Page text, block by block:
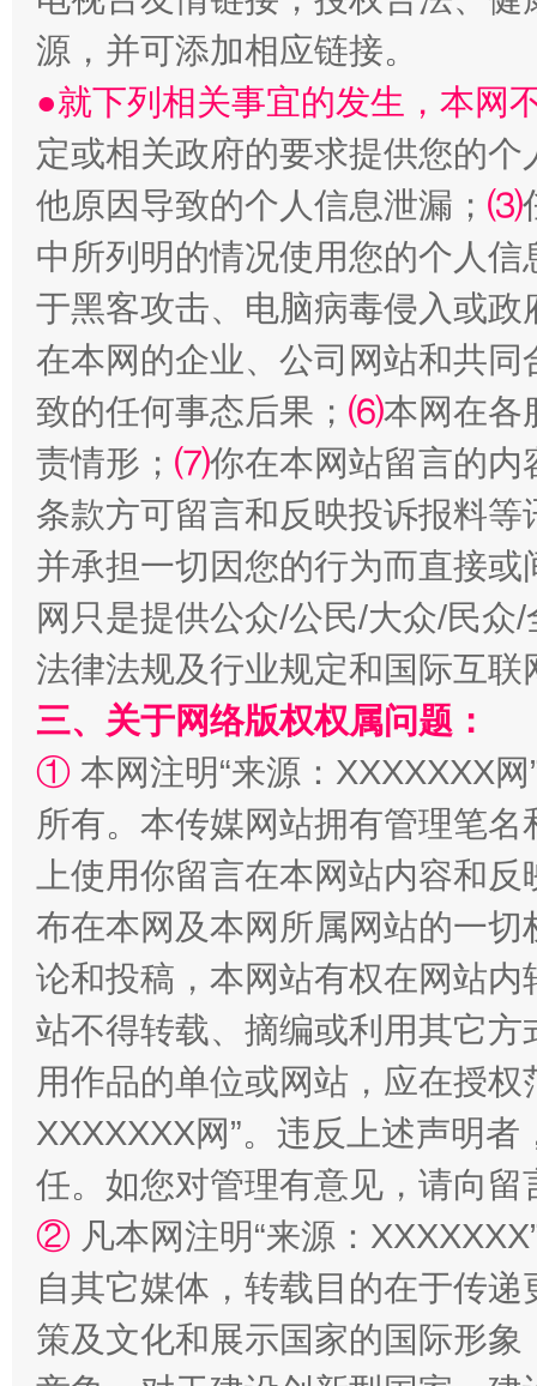
受贿1.44亿！段成刚被判无期 从幼
全民健身五年计划来了！等你上场
阿坝州三大球赛在茂县开幕 规模
国家大学科技园优化重塑工作
源，并可添加相应链接。
●就下列相关事宜的发生，本网
定或相关政府的要求提供您的个
他原因导致的个人信息泄漏； ⑶
中所列明的情况使用您的个人
于黑客攻击、电脑病毒侵入或
在本网的企业、公司网站和共
致的任何事态后果； ⑹本网在各
责情形； ⑺你在本网站留言的内
条款方可留言和反映投诉报料
并承担一切因您的行为而直接
网只是提供公众/公民/大众/民
法律法规及行业规定和国际互
三、关于网络版权权属问题：
① 本网注明“来源：XXXXXXX
所有。本传媒网站拥有管理笔
上使用你留言在本网站内容和
布在本网及本网所属网站的一
论和投稿，本网站有权在网站
站不得转载、摘编或利用其它
用作品的单位或网站，应在授
XXXXXXX网”。违反上述声明
任。如您对管理有意见，请向
② 凡本网注明“来源：
自其它媒体，转载目的在于传
策及文化和展示国家的国际形